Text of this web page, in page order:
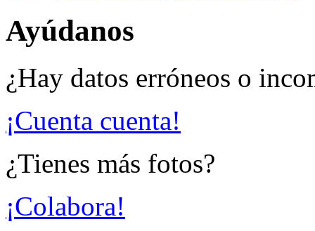
Ayúdanos
¿Hay datos erróneos o
¡Cuenta cuenta!
¿Tienes más fotos?
¡Colabora!